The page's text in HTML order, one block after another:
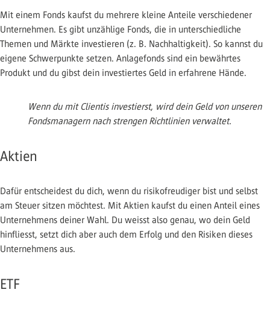
Mit einem Fonds kaufst du mehrere kleine Anteile verschiedener
Unternehmen. Es gibt unzählige Fonds, die in unterschiedliche
Themen und Märkte investieren (z. B. Nachhaltigkeit). So kannst du
eigene Schwerpunkte setzen. Anlagefonds sind ein bewährtes
Produkt und du gibst dein investiertes Geld in erfahrene Hände.
Wenn du mit Clientis investierst, wird dein Geld von unseren
Fondsmanagern nach strengen Richtlinien verwaltet.
Aktien
Dafür entscheidest du dich, wenn du risikofreudiger bist und selbst
am Steuer sitzen möchtest. Mit Aktien kaufst du einen Anteil eines
Unternehmens deiner Wahl. Du weisst also genau, wo dein Geld
hinfliesst, setzt dich aber auch dem Erfolg und den Risiken dieses
Unternehmens aus.
ETF